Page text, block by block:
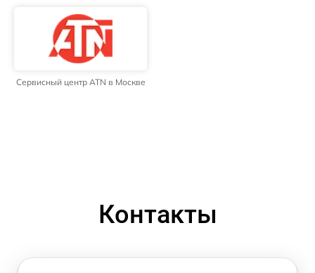
Сервисный центр ATN в Москве
Контакты